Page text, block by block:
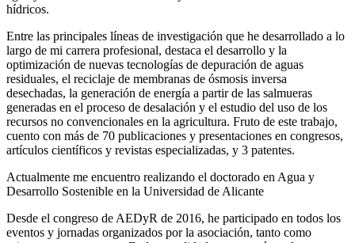
hídricos.
Entre las principales líneas de investigación que he desarrollado a lo
largo de mi carrera profesional, destaca el desarrollo y la
optimización de nuevas tecnologías de depuración de aguas
residuales, el reciclaje de membranas de ósmosis inversa
desechadas, la generación de energía a partir de las salmueras
generadas en el proceso de desalación y el estudio del uso de los
recursos no convencionales en la agricultura. Fruto de este trabajo,
cuento con más de 70 publicaciones y presentaciones en congresos,
artículos científicos y revistas especializadas, y 3 patentes.
Actualmente me encuentro realizando el doctorado en Agua y
Desarrollo Sostenible en la Universidad de Alicante
Desde el congreso de AEDyR de 2016, he participado en todos los
eventos y jornadas organizados por la asociación, tanto como